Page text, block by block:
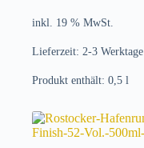
inkl. 19 % MwSt.
Lieferzeit: 2-3 Werktage
Produkt enthält: 0,5 l